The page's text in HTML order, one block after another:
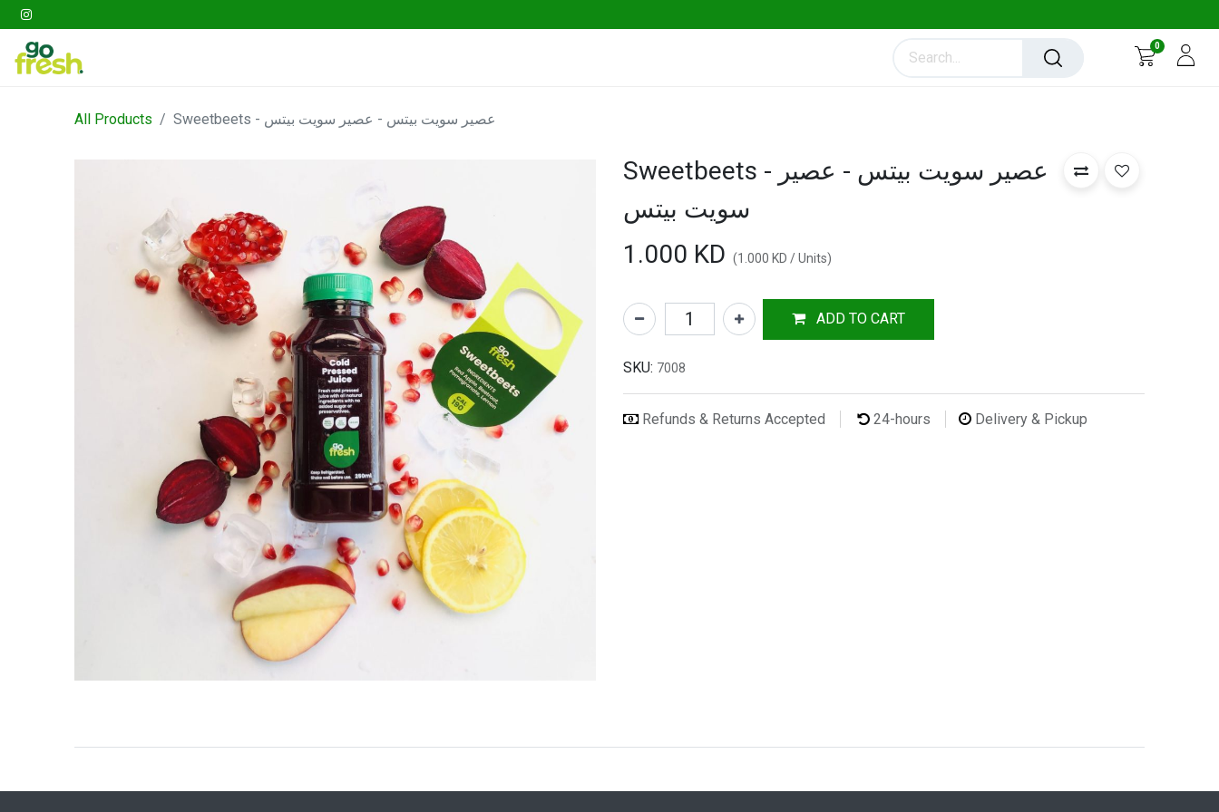
0
All Products Sweetbeets - عصير سويت بيتس - عصير سويت بيتس
Sweetbeets - عصير سويت بيتس - عصير
سويت بيتس
1.000 KD (1.000 KD /Units)
ADD TO CART
SKU: 7008
Refunds & Returns Accepted 24-hours Delivery & Pickup